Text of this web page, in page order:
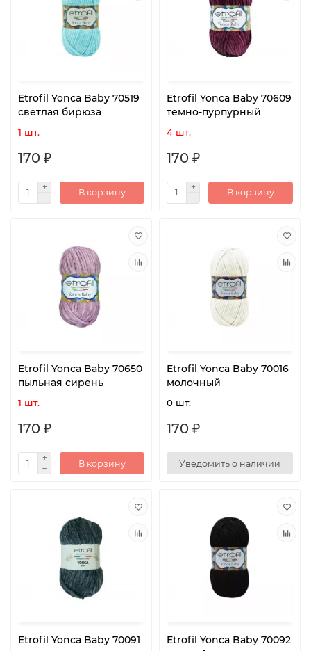
Etrofil Yonca Baby 70519
светлая бирюза
1 шт.
170 ₽
В корзину
Etrofil Yonca Baby 70609
темно-пурпурный
4 шт.
170 ₽
В корзину
Etrofil Yonca Baby 70650
пыльная сирень
1 шт.
170 ₽
В корзину
Etrofil Yonca Baby 70016
молочный
0 шт.
170 ₽
Уведомить о наличии
Etrofil Yonca Baby 70091
Etrofil Yonca Baby 70092